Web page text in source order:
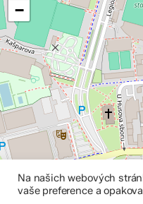
−
Na našich webových
vaše preference a